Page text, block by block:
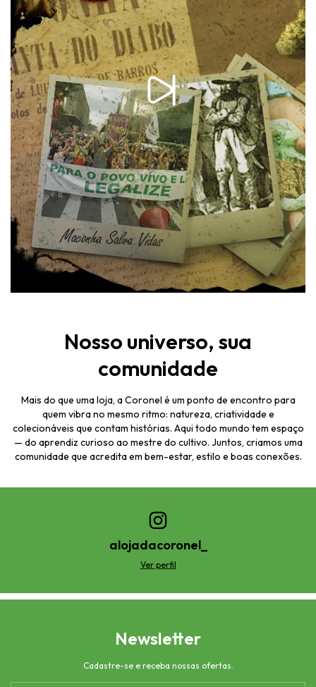
Nosso universo, sua
comunidade
Mais do que uma loja, a Coronel é um ponto de encontro para
quem vibra no mesmo ritmo: natureza, criatividade e
colecionáveis que contam histórias. Aqui todo mundo tem espaço
— do aprendiz curioso ao mestre do cultivo. Juntos, criamos uma
comunidade que acredita em bem-estar, estilo e boas conexões.
alojadacoronel_
Ver perfil
Newsletter
Cadastre-se e receba nossas ofertas.